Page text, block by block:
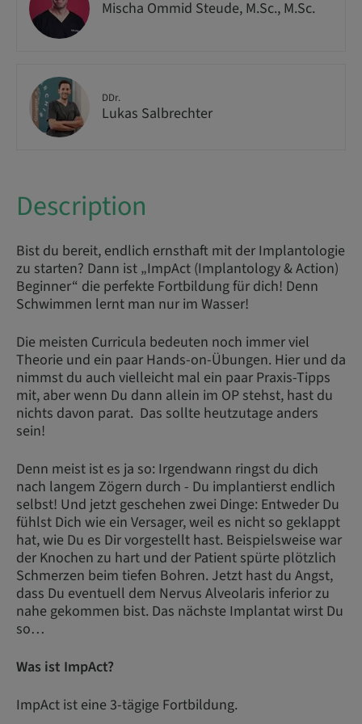
Mischa Ommid Steude, M.Sc., M.Sc.
DDr.
Lukas Salbrechter
Description
Bist du bereit, endlich ernsthaft mit der Implantologie
zu starten? Dann ist „ImpAct (Implantology & Action)
Beginner“ die perfekte Fortbildung für dich! Denn
Schwimmen lernt man nur im Wasser!
Die meisten Curricula bedeuten noch immer viel
Theorie und ein paar Hands-on-Übungen. Hier und da
nimmst du auch vielleicht mal ein paar Praxis-Tipps
mit, aber wenn Du dann allein im OP stehst, hast du
nichts davon parat. Das sollte heutzutage anders
sein!
Denn meist ist es ja so: Irgendwann ringst du dich
nach langem Zögern durch - Du implantierst endlich
selbst! Und jetzt geschehen zwei Dinge: Entweder Du
fühlst Dich wie ein Versager, weil es nicht so geklappt
hat, wie Du es Dir vorgestellt hast. Beispielsweise war
der Knochen zu hart und der Patient spürte plötzlich
Schmerzen beim tiefen Bohren. Jetzt hast du Angst,
dass Du eventuell dem Nervus Alveolaris inferior zu
nahe gekommen bist. Das nächste Implantat wirst Du
so…
Was ist ImpAct?
ImpAct ist eine 3-tägige Fortbildung.